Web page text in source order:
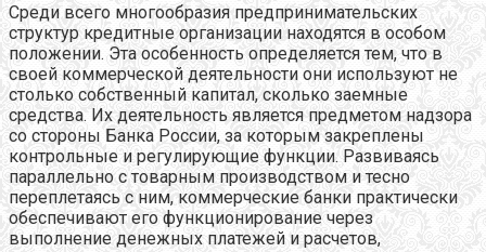
Среди всего многообразия предпринимательских
структур кредитные организации находятся в особом
положении. Эта особенность определяется тем, что в
своей коммерческой деятельности они используют не
столько собственный капитал, сколько заемные
средства. Их деятельность является предметом надзора
со стороны Банка России, за которым закреплены
контрольные и регулирующие функции. Развиваясь
параллельно с товарным производством и тесно
переплетаясь с ним, коммерческие банки практически
обеспечивают его функционирование через
выполнение денежных платежей и расчетов,